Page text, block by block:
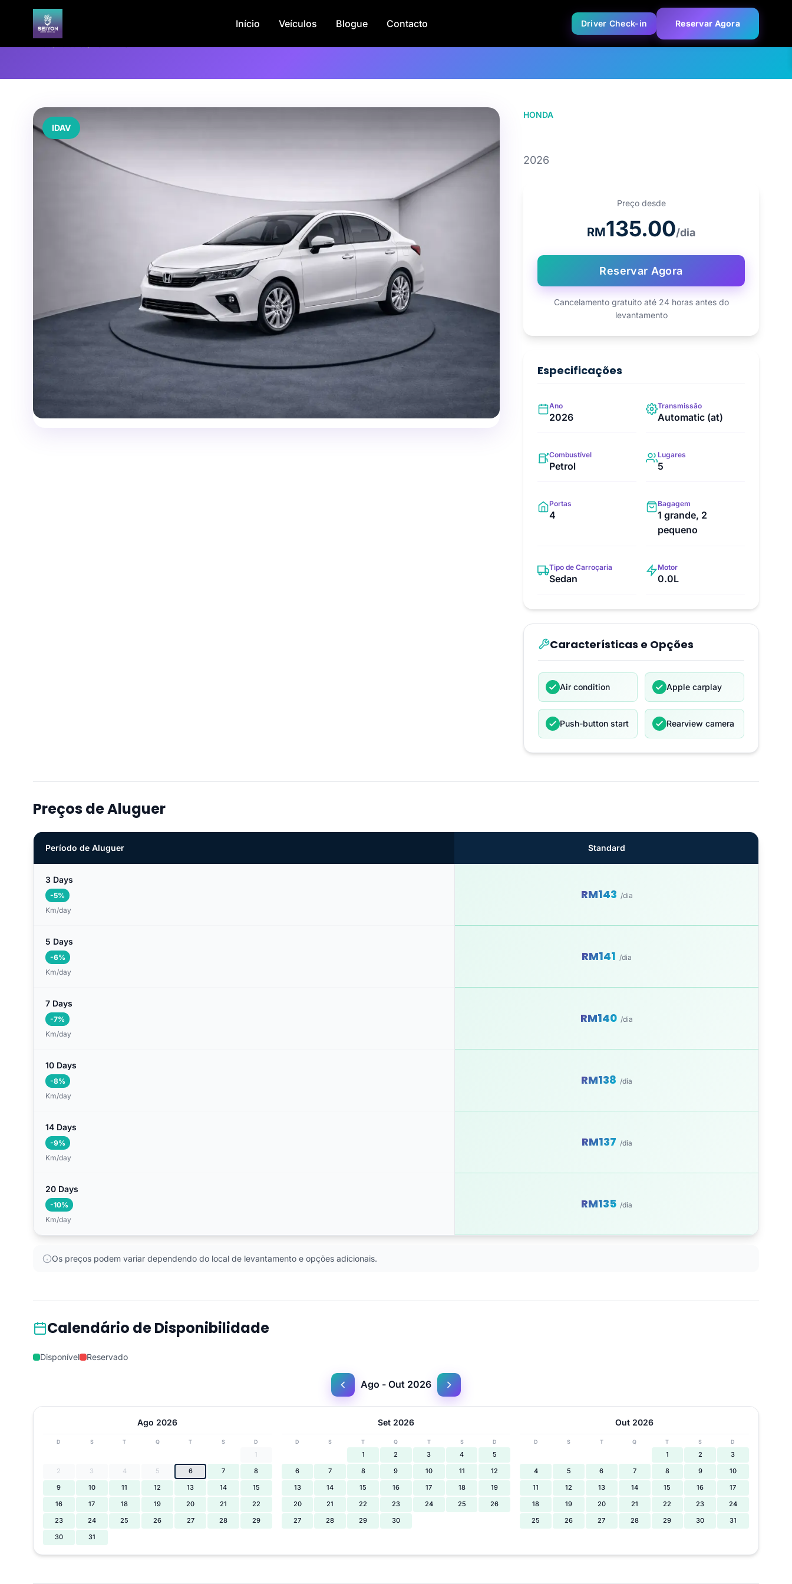
Início Veículos Blogue Contacto Driver Check-in Reservar Agora
IDAV
HONDA
2026
Preço desde
RM135.00/dia
Reservar Agora
Cancelamento gratuito até 24 horas antes do
levantamento
Especificações
Ano
2026
Transmissão
Automatic (at)
Combustível
Petrol
Lugares
5
Portas
4
Bagagem
1 grande, 2
pequeno
Tipo de Carroçaria
Sedan
Motor
0.0L
Características e Opções
Air condition Apple carplay
Push-button start Rearview camera
Preços de Aluguer
Período de Aluguer Standard
3 Days
-5%
Km/day
RM143 /dia
5 Days
-6%
Km/day
RM141 /dia
7 Days
-7%
Km/day
RM140 /dia
10 Days
-8%
Km/day
RM138 /dia
14 Days
-9%
Km/day
RM137 /dia
20 Days
-10%
Km/day
RM135 /dia
Os preços podem variar dependendo do local de levantamento e opções adicionais.
Calendário de Disponibilidade
Disponível Reservado
Ago - Out 2026
Ago 2026
D S T Q T S D
1
2
3 4 5 6 7
8
9
10 11 12 13 14
15
16
17 18 19 20 21
22
23
24 25 26 27 28
29
30
31
Set 2026
D S T Q T S D
1 2 3 4
5
6
7 8 9 10 11
12
13
14 15 16 17 18
19
20
21 22 23 24 25
26
27
28 29 30
Out 2026
D S T Q T S D
1 2
3
4
5 6 7 8 9
10
11
12 13 14 15 16
17
18
19 20 21 22 23
24
25
26 27 28 29 30 31